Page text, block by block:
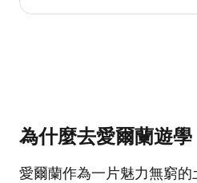
為什麼去愛爾蘭遊學
愛爾蘭作為一片魅力無窮